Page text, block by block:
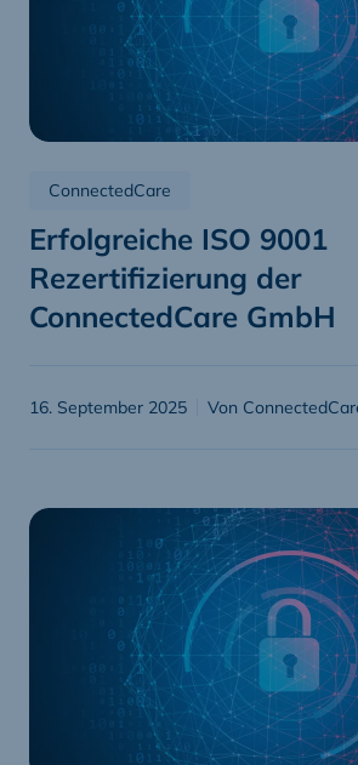
ConnectedCare
Erfolgreiche ISO 9001
Rezertifizierung der
ConnectedCare GmbH
16. September 2025 Von